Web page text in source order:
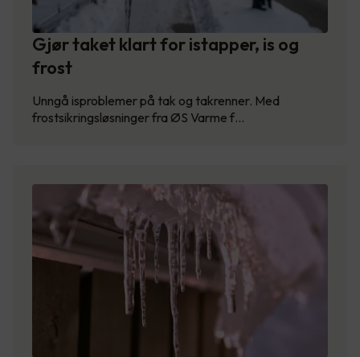
Gjør taket klart for istapper, is og
frost
Unngå isproblemer på tak og takrenner. Med
frostsikringsløsninger fra ØS Varme f…